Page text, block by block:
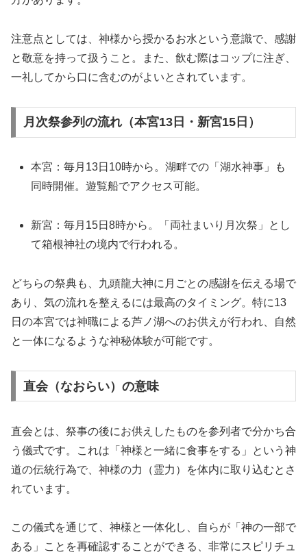
注意点としては、神様から授かるお水という意識で、感謝
と敬意を持って扱うこと。また、飲む際はコップに注ぎ、
一礼してから口に含むのがよいとされています。
月次祭参列の流れ（本宮13日・新宮15日）
本宮：毎月13日10時から。湖畔での「湖水神事」も
同時開催。遊覧船でアクセス可能。
新宮：毎月15日8時から。「両社まいり月次祭」とし
て箱根神社の境内で行われる。
どちらの祭典も、九頭龍大神に月ごとの感謝を伝える場で
あり、気の流れを整えるには最高のタイミング。特に13
日の本宮では神職による芦ノ湖へのお供えが行われ、自然
と一体になるような神秘体験が可能です。
直会（なおらい）の意味
直会とは、祭事の後にお供えしたものを参列者で分かち合
う儀式です。これは「神様と一緒に食事をする」という神
道の伝統行為で、神様の力（霊力）を体内に取り込むとさ
れています。
この儀式を通じて、神様と一体化し、自らが「神の一部で
ある」ことを再確認することができる、非常にスピリチュ